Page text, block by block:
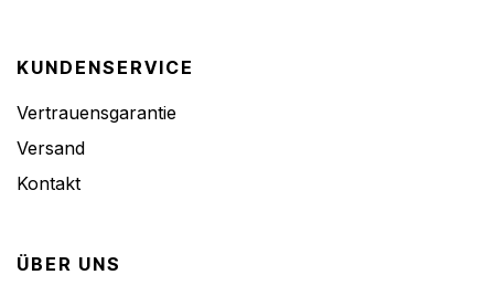
KUNDENSERVICE
Vertrauensgarantie
Versand
Kontakt
ÜBER UNS